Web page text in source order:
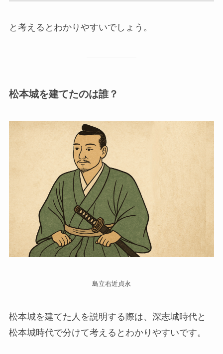
と考えるとわかりやすいでしょう。
松本城を建てたのは誰？
島立右近貞永
松本城を建てた人を説明する際は、深志城時代と
松本城時代で分けて考えるとわかりやすいです。